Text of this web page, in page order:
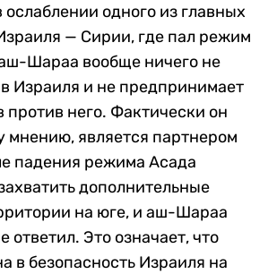
одного из главных
— Сирии, где пал режим
Шараа вообще ничего не
Израиля и не предпринимает
против него. Фактически он
мнению, является партнером
падения режима Асада
дополнительные
на юге, и аш-Шараа
ответил. Это означает, что
в безопасность Израиля на